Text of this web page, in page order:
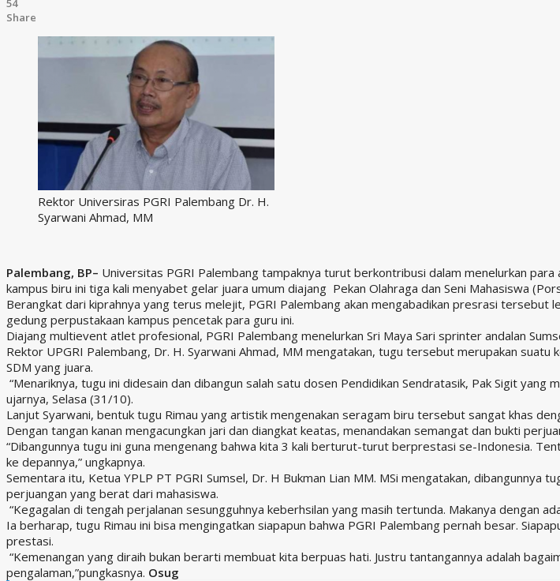
54
Share
Rektor Universiras PGRI Palembang Dr. H.
Syarwani Ahmad, MM
Palembang, BP– Universitas PGRI Palembang tampaknya turut berkontribusi dalam menelurkan
kampus biru ini tiga kali menyabet gelar juara umum diajang Pekan Olahraga dan Seni Mahasiswa
Berangkat dari kiprahnya yang terus melejit, PGRI Palembang akan mengabadikan presrasi
gedung perpustakaan kampus pencetak para guru ini.
Diajang multievent atlet profesional, PGRI Palembang menelurkan Sri Maya Sari sprinter andalan
Rektor UPGRI Palembang, Dr. H. Syarwani Ahmad, MM mengatakan, tugu tersebut merupakan
SDM yang juara.
“Menariknya, tugu ini didesain dan dibangun salah satu dosen Pendidikan Sendratasik, Pak Sigit
ujarnya, Selasa (31/10).
Lanjut Syarwani, bentuk tugu Rimau yang artistik mengenakan seragam biru tersebut sangat khas
Dengan tangan kanan mengacungkan jari dan diangkat keatas, menandakan semangat dan bukti
“Dibangunnya tugu ini guna mengenang bahwa kita 3 kali berturut-turut berprestasi se-Indonesia.
ke depannya,” ungkapnya.
Sementara itu, Ketua YPLP PT PGRI Sumsel, Dr. H Bukman Lian MM. MSi mengatakan,
perjuangan yang berat dari mahasiswa.
“Kegagalan di tengah perjalanan sesungguhnya keberhsilan yang masih tertunda. Makanya dengan
Ia berharap, tugu Rimau ini bisa mengingatkan siapapun bahwa PGRI Palembang pernah besar.
prestasi.
“Kemenangan yang diraih bukan berarti membuat kita berpuas hati. Justru tantangannya adalah
pengalaman,”pungkasnya. Osug